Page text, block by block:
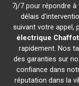
7j/7 pour répondre
délais
suivant votre appel,
électrique
rapidement. Nos
des garanties sur
confiance dans
réputation dans la